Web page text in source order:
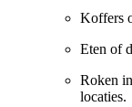
Koffers
Eten of
Roken
locaties.